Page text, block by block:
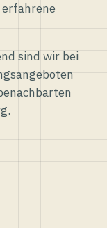
sind wir bei